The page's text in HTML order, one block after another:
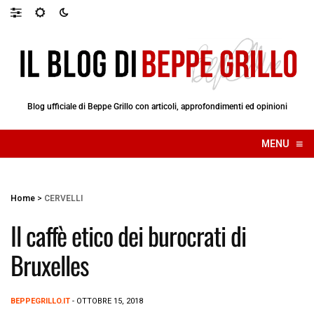
Blog ufficiale di Beppe Grillo con articoli, approfondimenti ed opinioni
MENU ≡
☰
Home > CERVELLI
Il caffè etico dei burocrati di
Bruxelles
BEPPEGRILLO.IT - OTTOBRE 15, 2018